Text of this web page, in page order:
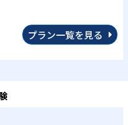
プラン一覧を見る